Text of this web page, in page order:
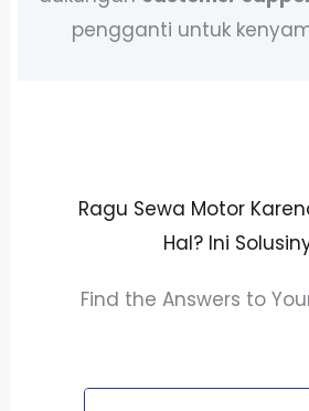
pengganti untuk
Ragu Sewa Motor
Hal? Ini
Find the Answers to